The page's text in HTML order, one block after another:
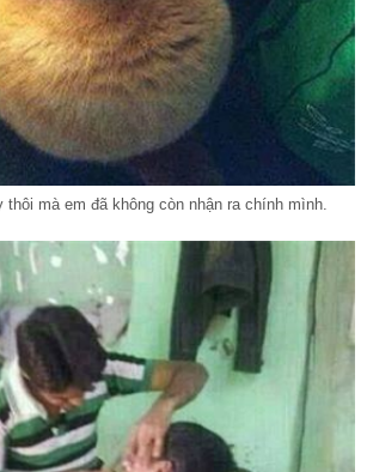
mà em đã không còn nhận ra chính mình.